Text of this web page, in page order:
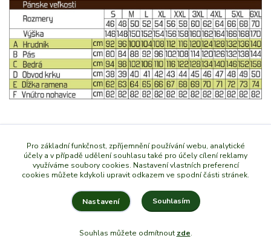
Zboží zařazeno v kategoriích
Pánské kalhoty
Vytvořeno na Eshop-rychle.cz
Pro základní funkčnost, zpříjemnění používání webu, analytické
účely a v případě udělení souhlasu také pro účely cílení reklamy
využíváme soubory cookies. Nastavení vlastních preferencí
cookies můžete kdykoli upravit odkazem ve spodní části stránek.
Nastavení Souhlasím
Souhlas můžete odmítnout zde.